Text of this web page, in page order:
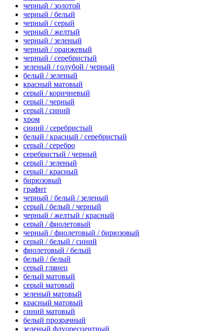
черный / золотой
черный / белый
черный / серый
черный / желтый
черный / зеленый
черный / оранжевый
черный / серебристый
зеленый / голубой / черный
белый / зеленый
красный матовый
серый / коричневый
серый / черный
серый / синий
хром
синий / серебристый
белый / красный / серебристый
серый / серебро
серебристый / черный
серый / зеленый
серый / красный
бирюзовый
графит
черный / белый / зеленый
серый / белый / черный
черный / желтый / красный
серый / фиолетовый
черный / фиолетовый / бирюзовый
серый / белый / синий
фиолетовый / белый
белый / белый
серый глянец
белый матовый
серый матовый
зеленый матовый
красный матовый
синий матовый
белый прозрачный
зеленый флуоресцентный